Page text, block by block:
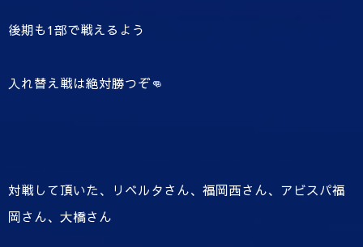
後期も1部で戦えるよう
入れ替え戦は絶対勝つぞ👊
対戦して頂いた、リベルタさん、福岡西さん、アビスパ福
岡さん、大橋さん